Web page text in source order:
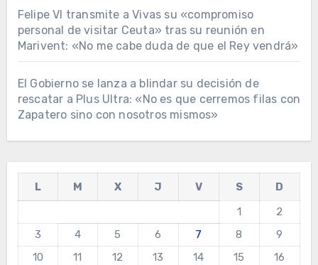
Felipe VI transmite a Vivas su «compromiso
personal de visitar Ceuta» tras su reunión en
Marivent: «No me cabe duda de que el Rey vendrá»
El Gobierno se lanza a blindar su decisión de
rescatar a Plus Ultra: «No es que cerremos filas con
Zapatero sino con nosotros mismos»
L M X J V S
D
1
2
3
4 5 6 7 8
9
10
11 12 13 14 15
16